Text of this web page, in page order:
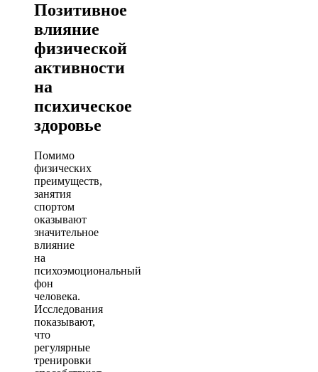
Позитивное
влияние
физической
активности
на
психическое
здоровье
Помимо
физических
преимуществ,
занятия
спортом
оказывают
значительное
влияние
на
психоэмоциональный
фон
человека.
Исследования
показывают,
что
регулярные
тренировки